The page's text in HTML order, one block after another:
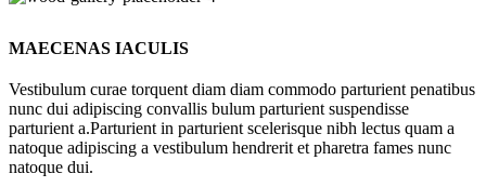
MAECENAS IACULIS
Vestibulum curae torquent diam diam commodo parturient penatibus
nunc dui adipiscing convallis bulum parturient suspendisse
parturient a.Parturient in parturient scelerisque nibh lectus quam a
natoque adipiscing a vestibulum hendrerit et pharetra fames nunc
natoque dui.